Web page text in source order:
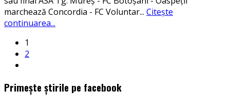
marchează Concordia - FC Voluntar... Citește
continuarea...
1
2
Primește știrile pe facebook